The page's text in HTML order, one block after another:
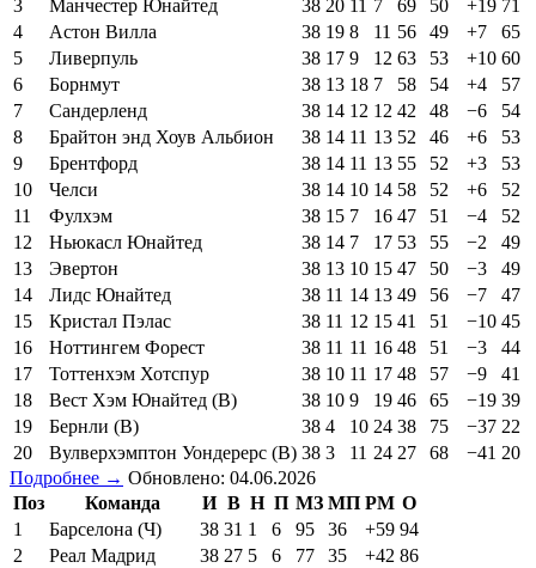
3
Манчестер Юнайтед 38 20 11 7 69 50 +19 71
4
Астон Вилла 38 19 8 11 56 49 +7
65
5
Ливерпуль 38 17 9 12 63 53 +10 60
6
Борнмут 38 13 18 7 58 54 +4
57
7
Сандерленд 38 14 12 12 42 48 −6
54
8
Брайтон энд Хоув Альбион 38 14 11 13 52 46 +6
53
9
Брентфорд 38 14 11 13 55 52 +3
53
10
Челси 38 14 10 14 58 52 +6
52
11
Фулхэм 38 15 7 16 47 51 −4
52
12
Ньюкасл Юнайтед 38 14 7 17 53 55 −2
49
13
Эвертон 38 13 10 15 47 50 −3
49
14
Лидс Юнайтед 38 11 14 13 49 56 −7
47
15
Кристал Пэлас 38 11 12 15 41 51 −10 45
16
Ноттингем Форест 38 11 11 16 48 51 −3
44
17
Тоттенхэм Хотспур 38 10 11 17 48 57 −9
41
18
Вест Хэм Юнайтед (В) 38 10 9 19 46 65 −19 39
19
Бернли (В) 38 4 10 24 38 75 −37 22
20
Вулверхэмптон Уондерерс (В) 38 3 11 24 27 68 −41 20
Подробнее → Обновлено: 04.06.2026
Поз
Команда И В Н П МЗ МП РМ О
1
Барселона (Ч) 38 31 1 6 95 36 +59 94
2
Реал Мадрид 38 27 5 6 77 35 +42 86